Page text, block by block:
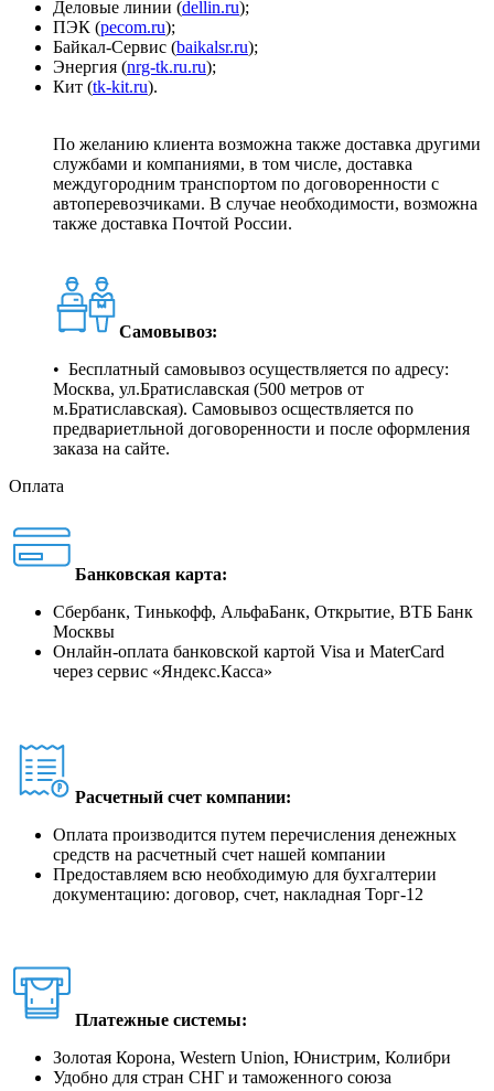
Деловые линии (dellin.ru);
ПЭК (pecom.ru);
Байкал-Сервис (baikalsr.ru);
Энергия (nrg-tk.ru.ru);
Кит (tk-kit.ru).
По желанию клиента возможна также доставка другими
службами и компаниями, в том числе, доставка
междугородним транспортом по договоренности с
автоперевозчиками. В случае необходимости, возможна
также доставка Почтой России.
Самовывоз:
• Бесплатный самовывоз осуществляется по адресу:
Москва, ул.Братиславская (500 метров от
м.Братиславская). Самовывоз осществляется по
предвариетльной договоренности и после оформления
заказа на сайте.
Оплата
Банковская карта:
Сбербанк, Тинькофф, АльфаБанк, Открытие, ВТБ Банк
Москвы
Онлайн-оплата банковской картой Visa и MaterCard
через сервис «Яндекс.Касса»
Расчетный счет компании:
Оплата производится путем перечисления денежных
средств на расчетный счет нашей компании
Предоставляем всю необходимую для бухгалтерии
документацию: договор, счет, накладная Торг-12
Платежные системы:
Золотая Корона, Western Union, Юнистрим, Колибри
Удобно для стран СНГ и таможенного союза